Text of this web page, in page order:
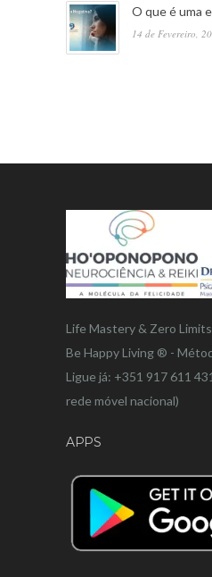
O que é uma
14 de Fevereiro,
Life Mastery & Zero
Be Happy Living ® -
Ligue já: +351 917 611
rede móvel nacional)
APPS